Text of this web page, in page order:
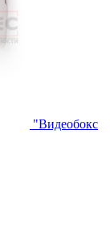
"Видеобокс